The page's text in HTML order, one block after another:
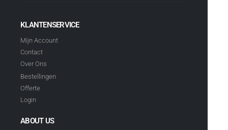
KLANTENSERVICE
Mijn Account
Contact
Over Ons
Bestellingen
Offerte
Login
ABOUT US